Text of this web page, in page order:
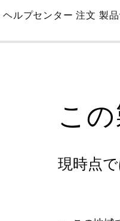
Skip
Main
ヘルプセンター 注文 製
こ
現時点